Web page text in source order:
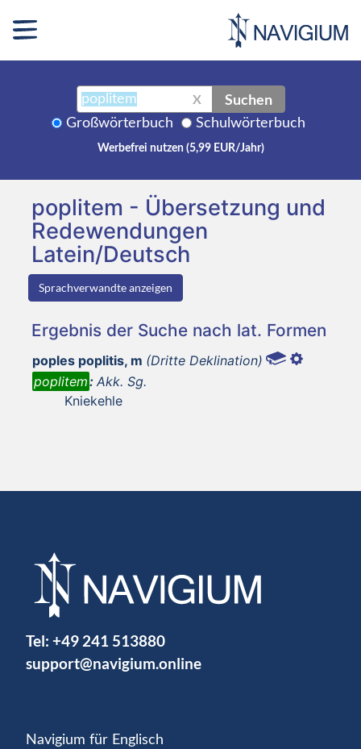
X Suchen
Großwörterbuch Schulwörterbuch
Werbefrei nutzen (5,99 EUR/Jahr)
poplitem - Übersetzung und
Redewendungen
Latein/Deutsch
Sprachverwandte anzeigen
Ergebnis der Suche nach lat. Formen
poples poplitis, m (Dritte Deklination)
poplitem: Akk. Sg.
Kniekehle
Tel: +49 241 513880
support@navigium.online
Navigium für Englisch